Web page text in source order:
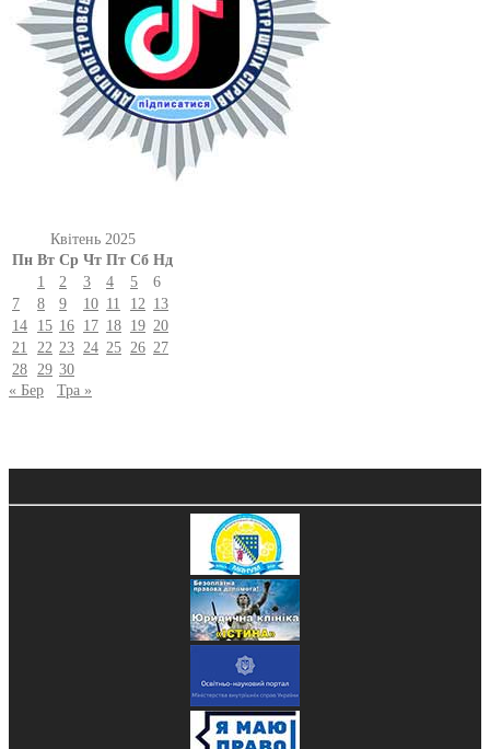
Квітень 2025
Пн Вт Ср Чт Пт Сб Нд
1
2 3 4 5
6
7
8 9 10 11 12 13
14
15 16 17 18 19 20
21
22 23 24 25 26 27
28
29 30
« Бер
Тра »